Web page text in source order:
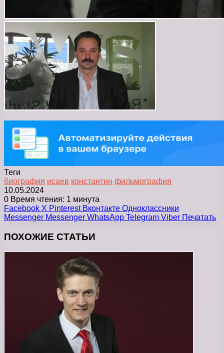
Теги
биография исаев константин фильмография
10.05.2024
0 Время чтения: 1 минута
Facebook X Pinterest Вконтакте Одноклассники
Messenger Messenger WhatsApp Telegram Viber Печатать
ПОХОЖИЕ СТАТЬИ